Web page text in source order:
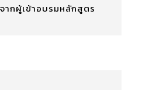
ากผู้เข้าอบรมหลักสูตร